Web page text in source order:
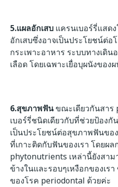
5.แผลอักเสบ แครนเบอร์รี่แสด
อักเสบซึ่งอาจเป็นประโยชน์ต่
กระเพาะอาหาร ระบบทางเดิ
เลือด โดยเฉพาะเยื่อบุผนังของ
6.สุขภาพฟันขณะเดียวกันสาร
เบอร์รี่ชนิดเดียวกับที่ช่วยป้องกั
เป็นประโยชน์ต่อสุขภาพฟันขอ
ที่เกาะติดกับฟันของเรา โดยผ
phytonutrients เหล่านี้ยังสา
ข้างในและรอบๆเหงือกของเร
ของโรค periodontal ด้วยค่ะ